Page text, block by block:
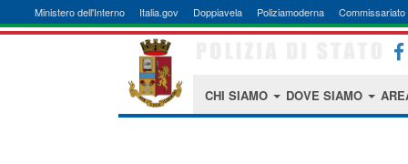
Ministero dell'Interno Italia.gov Doppiavela Poliziamoderna Commissariato
CHI SIAMO DOVE SIAMO